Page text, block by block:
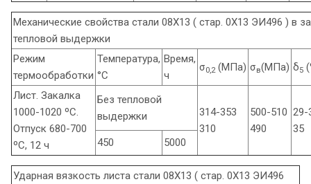
Механические свойства стали 08Х13 ( стар. 0Х13 ЭИ496 ) в
тепловой выдержки
Режим
термообработки
Температура,
°С
Время,
ч
σ0,2 (МПа) σв(МПа) δ5
Лист. Закалка
1000-1020 ºС.
Отпуск 680-700
ºС, 12 ч
Без тепловой
выдержки
314-353
310
500-510
490
29-
35
450
5000
Ударная вязкость листа стали 08Х13 ( стар. 0Х13 ЭИ496